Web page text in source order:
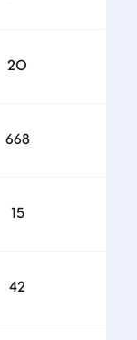
20
668
15
42